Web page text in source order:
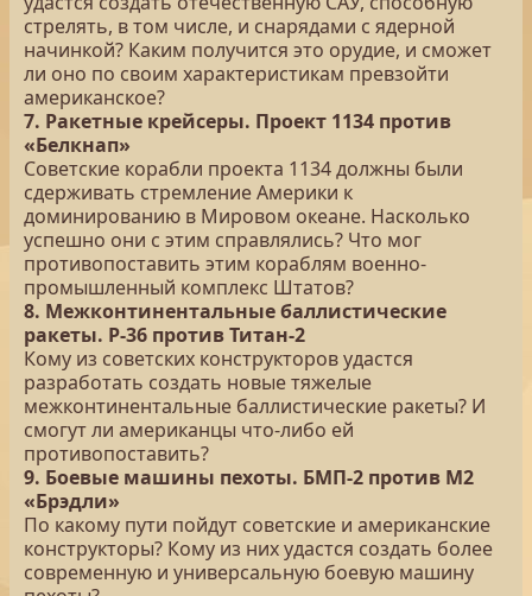
стрелять, в том числе, и снарядами с ядерной
начинкой? Каким получится это орудие, и сможет
ли оно по своим характеристикам превзойти
американское?
7. Ракетные крейсеры. Проект 1134 против
«Белкнап»
Советские корабли проекта 1134 должны были
сдерживать стремление Америки к
доминированию в Мировом океане. Насколько
успешно они с этим справлялись? Что мог
противопоставить этим кораблям военно-
промышленный комплекс Штатов?
8. Межконтинентальные баллистические
ракеты. Р-36 против Титан-2
Кому из советских конструкторов удастся
разработать создать новые тяжелые
межконтинентальные баллистические ракеты? И
смогут ли американцы что-либо ей
противопоставить?
9. Боевые машины пехоты. БМП-2 против M2
«Брэдли»
По какому пути пойдут советские и американские
конструкторы? Кому из них удастся создать более
современную и универсальную боевую машину